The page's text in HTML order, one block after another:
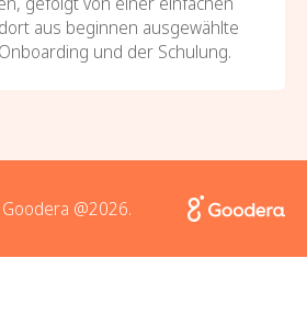
aus beginnen ausgewählte
und der Schulung.
@2026.